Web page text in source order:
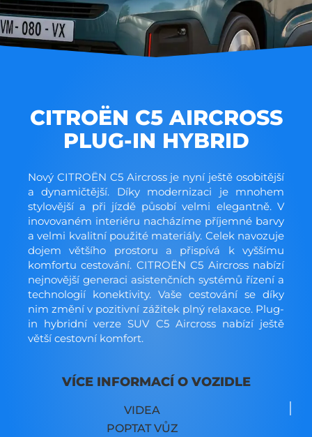
CITROËN C5 AIRCROSS
PLUG-IN HYBRID
Nový CITROËN C5 Aircross je nyní ještě osobitější
a dynamičtější. Díky modernizaci je mnohem
stylovější a při jízdě působí velmi elegantně. V
inovovaném interiéru nacházíme příjemné barvy
a velmi kvalitní použité materiály. Celek navozuje
dojem většího prostoru a přispívá k vyššímu
komfortu cestování. CITROËN C5 Aircross nabízí
nejnovější generaci asistenčních systémů řízení a
technologií konektivity. Vaše cestování se díky
nim změní v pozitivní zážitek plný relaxace. Plug-
in hybridní verze SUV C5 Aircross nabízí ještě
větší cestovní komfort.
VÍCE INFORMACÍ O VOZIDLE
VIDEA
POPTAT VŮZ